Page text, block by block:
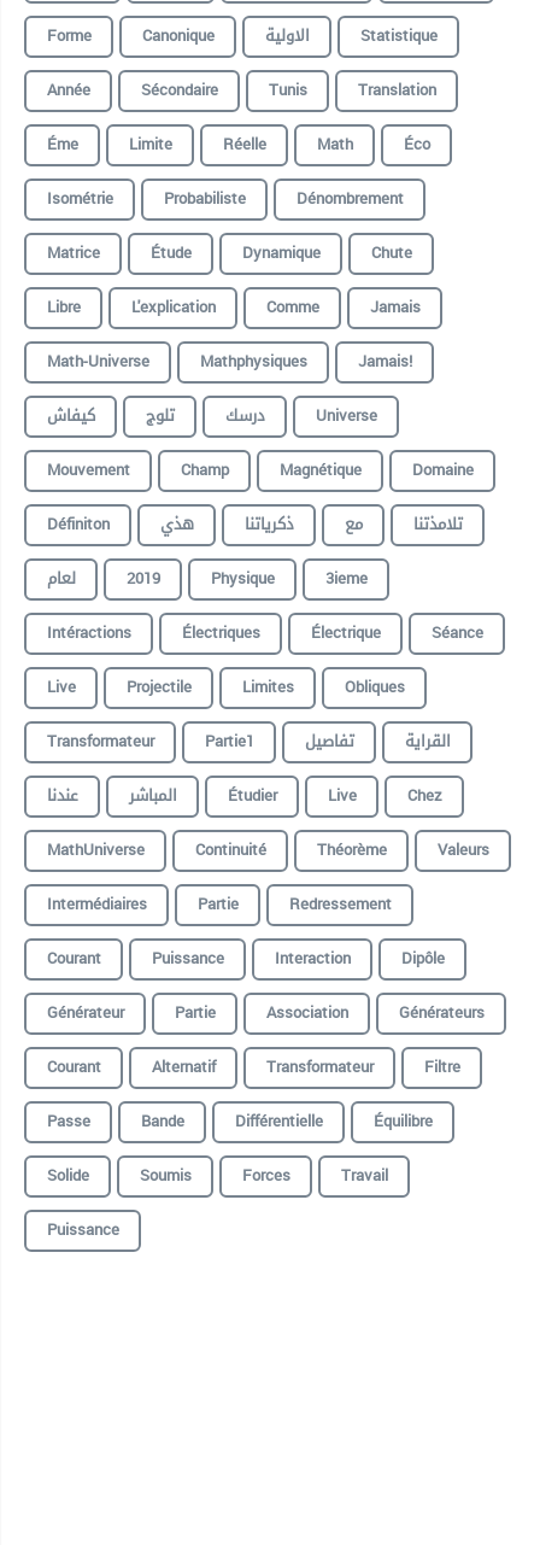
Forme
Canonique الاولية
Statistique
Année
Sécondaire Tunis
Translation
Éme
Limite Réelle Math
Éco
Isométrie
Probabiliste
Dénombrement
Matrice
Étude Dynamique
Chute
Libre
L'explication Comme
Jamais
Math-Universe
Mathphysiques
Jamais!
كيفاش
تلوج درسك
Universe
Mouvement
Champ Magnétique
Domaine
Définiton
هذي ذكرياتنا مع
تلامذتنا
لعام
2019 Physique
3ieme
Intéractions
Électriques Électrique
Séance
Live
Projectile Limites
Obliques
Transformateur
Partie1 تفاصيل
القراية
عندنا
المباشر Étudier Live
Chez
MathUniverse
Continuité Théorème
Valeurs
Intermédiaires
Partie
Redressement
Courant
Puissance Interaction
Dipôle
Générateur
Partie Association
Générateurs
Courant
Alternatif Transformateur
Filtre
Passe
Bande Différentielle
Équilibre
Solide
Soumis Forces
Travail
Puissance